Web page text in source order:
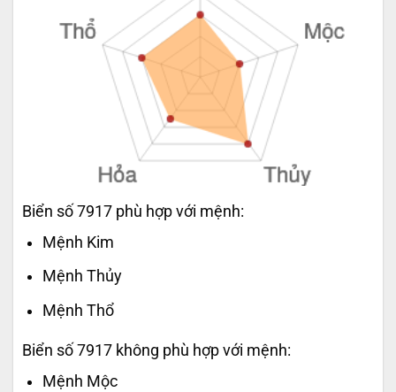
Biển số 7917 phù hợp với mệnh:
Mệnh Kim
Mệnh Thủy
Mệnh Thổ
Biển số 7917 không phù hợp với mệnh:
Mệnh Mộc